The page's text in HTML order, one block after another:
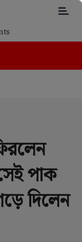
পাক
দিলেন